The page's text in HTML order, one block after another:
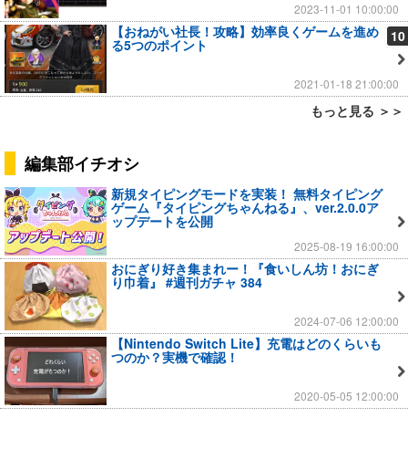
2023-11-01 10:00:00
10
【おねがい社長！攻略】効率良くゲームを進め
る5つのポイント
2021-01-18 21:00:00
もっと見る ＞＞
編集部イチオシ
新規タイピングモードを実装！ 無料タイピング
ゲーム『タイピングちゃんねる』、ver.2.0.0ア
ップデートを公開
2025-08-19 16:00:00
おにぎり好き集まれー！『食いしん坊！おにぎ
り巾着』 #週刊ガチャ 384
2024-07-06 12:00:00
【Nintendo Switch Lite】充電はどのくらいも
つのか？実機で確認！
2020-05-05 12:00:00